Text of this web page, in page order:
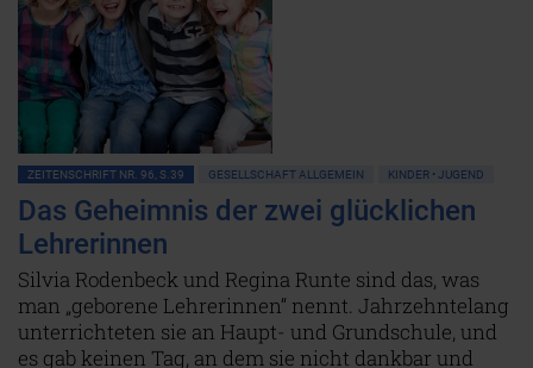
ZEITENSCHRIFT NR. 96, S.39 GESELLSCHAFT ALLGEMEIN KINDER • JUGEND
Das Geheimnis der zwei glücklichen
Lehrerinnen
Silvia Rodenbeck und Regina Runte sind das, was
man „geborene Lehrerinnen“ nennt. Jahrzehntelang
unterrichteten sie an Haupt- und Grundschule, und
es gab keinen Tag, an dem sie nicht dankbar und